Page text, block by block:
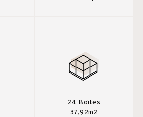
24 Boîtes
37,92m2